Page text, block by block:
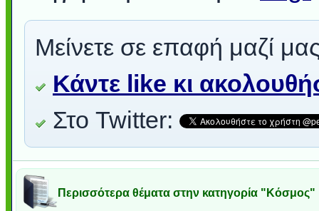
Μείνετε σε επαφή μαζί
Κάντε like κι
Στο Twitter:
Περισσότερα θέματα στην κατηγορία "Κόσμος"